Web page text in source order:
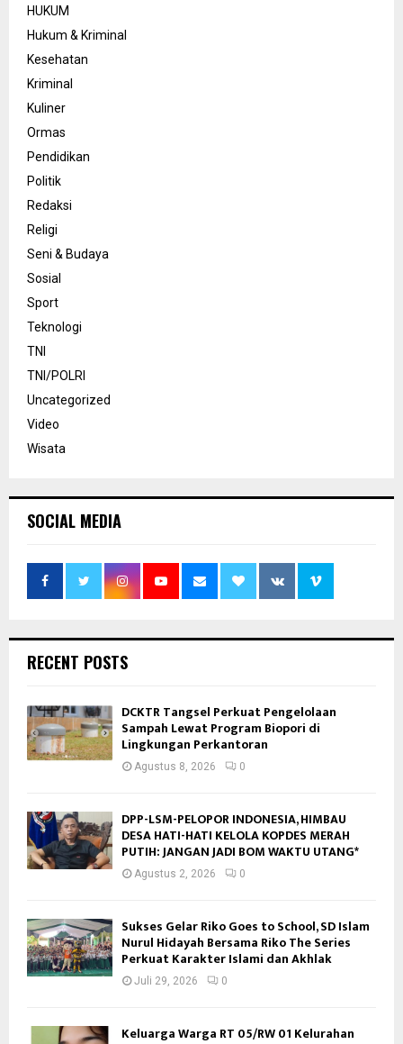
HUKUM
Hukum & Kriminal
Kesehatan
Kriminal
Kuliner
Ormas
Pendidikan
Politik
Redaksi
Religi
Seni & Budaya
Sosial
Sport
Teknologi
TNI
TNI/POLRI
Uncategorized
Video
Wisata
SOCIAL MEDIA
RECENT POSTS
DCKTR Tangsel Perkuat Pengelolaan
Sampah Lewat Program Biopori di
Lingkungan Perkantoran
Agustus 8, 2026 0
DPP-LSM-PELOPOR INDONESIA, HIMBAU
DESA HATI-HATI KELOLA KOPDES MERAH
PUTIH: JANGAN JADI BOM WAKTU UTANG*
Agustus 2, 2026 0
Sukses Gelar Riko Goes to School, SD Islam
Nurul Hidayah Bersama Riko The Series
Perkuat Karakter Islami dan Akhlak
Juli 29, 2026 0
Keluarga Warga RT 05/RW 01 Kelurahan